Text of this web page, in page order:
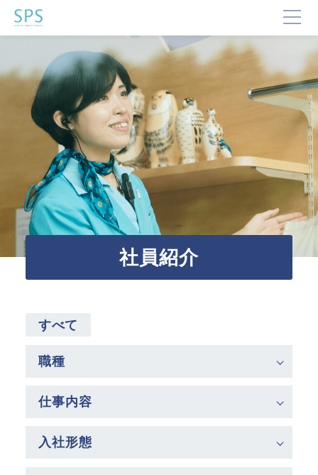
TOP
SPSが選ばれる理由
事業内容と提供サービス
企業・ブランドの価値向上
企業施設運営
企業施設コンサルティング
イベント企画・運営
サステナビリティ活動
デジタルマーケティング・制作
ビジネスサポート
文化・芸術振興や地域活性化
指定管理
文化施策策定支援
運営施設
社員紹介
すべて
職種
仕事内容
入社形態